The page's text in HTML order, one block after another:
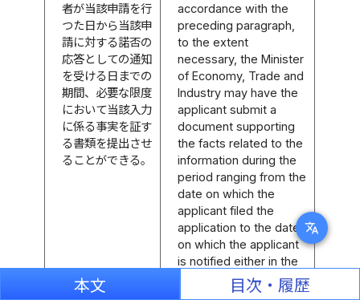
translate
者が当該申請を行
つた日から当該申
請に対する諾否の
応答としての通知
を受ける日までの
期間、必要な限度
において当該入力
に係る事実を証す
る書類を提出させ
ることができる。
accordance with the
preceding paragraph,
to the extent
necessary, the Minister
of Economy, Trade and
Industry may have the
applicant submit a
document supporting
the facts related to the
information during the
period ranging from the
date on which the
applicant filed the
application to the date
on which the applicant
is notified either in the
affirmative or negative
of the result of the
本文 目次・履歴